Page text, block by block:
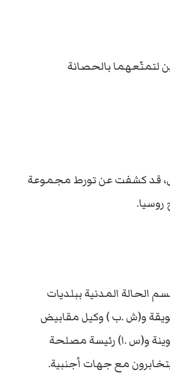
لتمتّعهما بالحصانة
قد كشفت عن تورط مجموعة
المدنية ببلديات
و(ش .ب ) وكيل مقابيض
و(س .ا) رئيسة مصلحة
مع جهات أجنبية.